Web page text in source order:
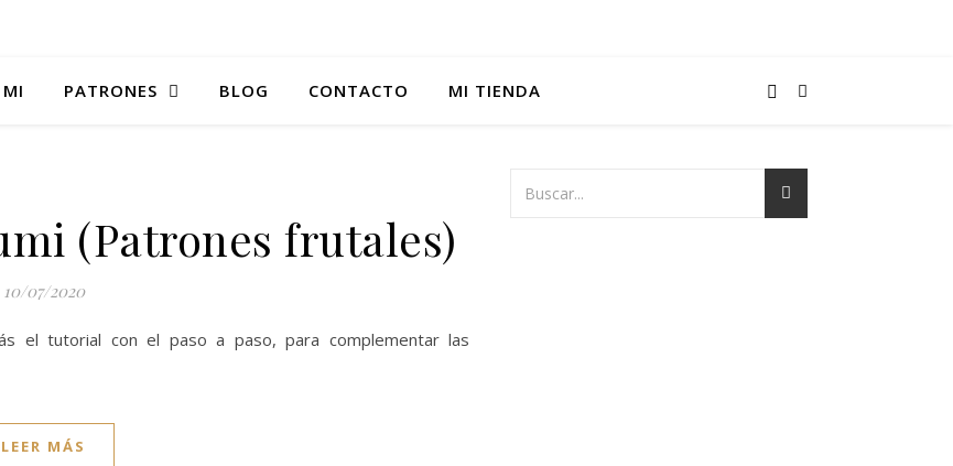
PATRONES BLOG CONTACTO MI TIENDA
(Patrones frutales)
10/07/2020
el tutorial con el paso a paso, para complementar las
LEER MÁS